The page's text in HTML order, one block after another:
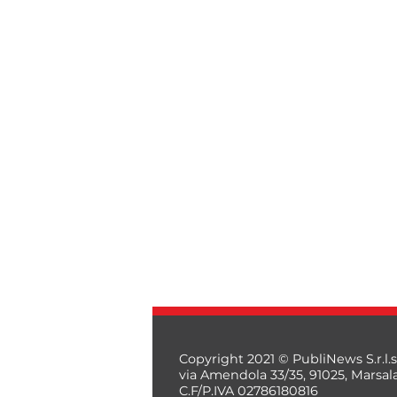
Copyright 2021 © PubliNews
via Amendola 33/35, 91025,
C.F/P.IVA 02786180816